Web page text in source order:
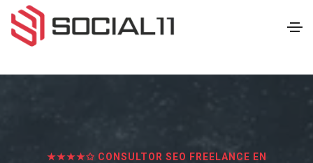
★★★★✩ CONSULTOR SEO FREELANCE EN